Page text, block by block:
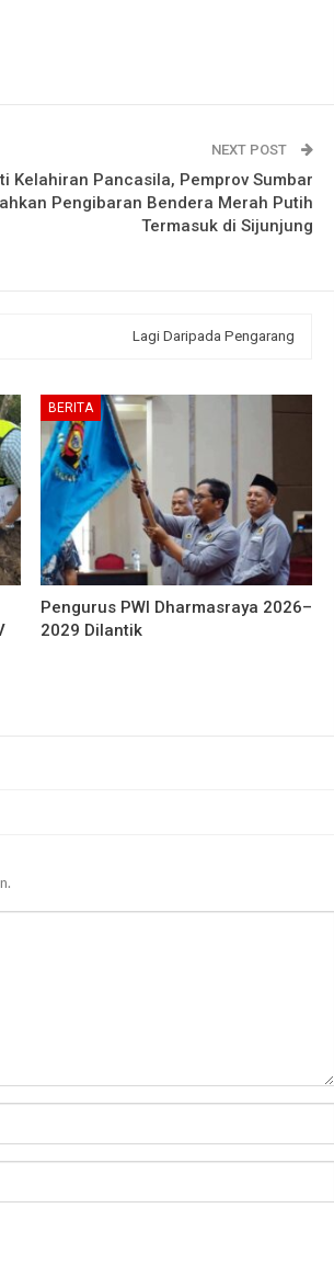
NEXT POST
Kelahiran Pancasila, Pemprov Sumbar
Pengibaran Bendera Merah Putih
Termasuk di Sijunjung
Lagi Daripada Pengarang
BERITA
Pengurus PWI Dharmasraya 2026–
2029 Dilantik